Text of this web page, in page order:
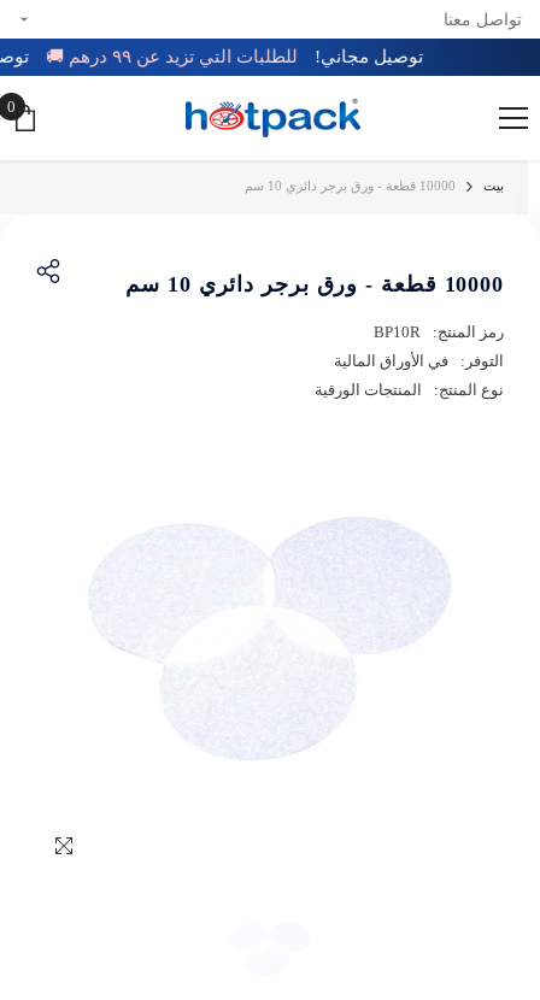
تخطي إلى المحتوى
تواصل معنا
توصيل مجاني! للطلبات التي تزيد عن ٩٩ درهم 🚚
0
0
بيت 10000 قطعة - ورق برجر دائري 10 سم
10000 قطعة - ورق برجر دائري 10 سم
رمز المنتج:
BP10R
التوفر:
في الأوراق المالية
نوع المنتج:
المنتجات الورقية